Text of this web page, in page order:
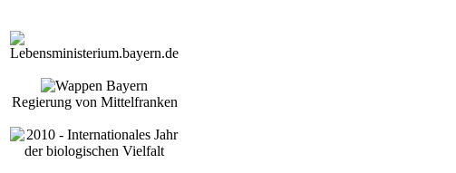
Regierung von Mittelfranken